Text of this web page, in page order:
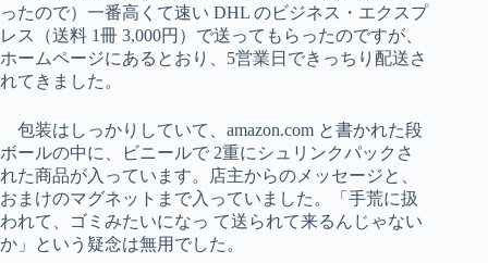
ったので）一番高くて速い DHL のビジネス・エクスプ
レス（送料 1冊 3,000円）で送ってもらったのですが、
ホームページにあるとおり、5営業日できっちり配送さ
れてきました。
包装はしっかりしていて、amazon.com と書かれた段
ボールの中に、ビニールで 2重にシュリンクパックさ
れた商品が入っています。店主からのメッセージと、
おまけのマグネットまで入っていました。「手荒に扱
われて、ゴミみたいになっ て送られて来るんじゃない
か」という疑念は無用でした。